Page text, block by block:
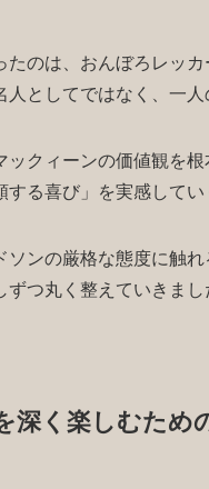
たのは、おんぼろレッ
としてではなく、一人
ックィーンの価値観を
る喜び」を実感してい
ソンの厳格な態度に触
つ丸く整えていきまし
深く楽しむた